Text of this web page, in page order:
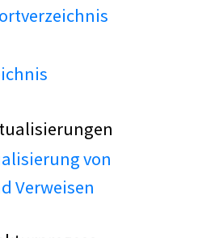
von
Verweisen